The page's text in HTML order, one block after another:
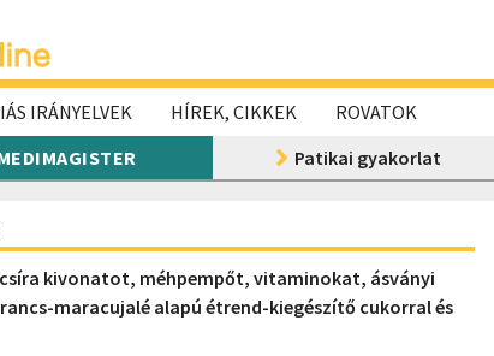
IRÁNYELVEK HÍREK, CIKKEK
ROVATOK
Patikai gyakorlat
kivonatot, méhpempőt, vitaminokat, ásványi
maracujalé alapú étrend-kiegészítő cukorral és